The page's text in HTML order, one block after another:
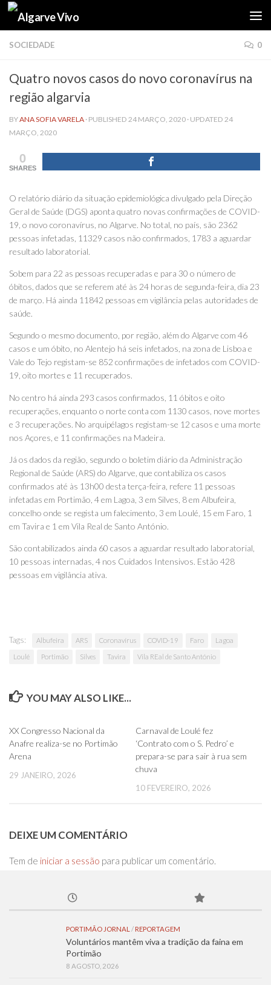
Skip to content
SOCIEDADE 0
Quatro novos casos do novo coronavírus na
região algarvia
BYANA SOFIA VARELA · PUBLISHED 24 MARÇO, 2020 · UPDATED 24
MARÇO, 2020
0
SHARES
O relatório diário da situação epidemiológica divulgado pela Direção
Geral de Saúde (DGS) aponta quatro novas confirmações de COVID-
19, o novo coronavírus, no Algarve. No total, no país, são 2362
pessoas infetadas, 11329 casos não confirmados, 1783 a aguardar
resultado laboratorial.
Sobem para 22 as pessoas recuperadas e para 30 o número de
óbitos, dados que se referem até às 24 horas de segunda-feira, dia 23
de março. Há ainda 11842 pessoas em vigilância pelas autoridades de
saúde.
Segundo o mesmo documento, por região, além do Algarve com 46
casos e um óbito, no Alentejo há seis infetados, na zona de Lisboa e
Vale do Tejo registam-se 852 confirmações de infetados com COVID-
19, oito mortes e 11 recuperados.
No centro há ainda 293 casos confirmados, 11 óbitos e oito
recuperações, enquanto o norte conta com 1130 casos, nove mortes
e 3 recuperações. No arquipélagos registam-se 12 casos e uma morte
nos Açores, e 11 confirmações na Madeira.
Já os dados da região, segundo o boletim diário da Administração
Regional de Saúde (ARS) do Algarve, que contabiliza os casos
confirmados até às 13h00 desta terça-feira, refere 11 pessoas
infetadas em Portimão, 4 em Lagoa, 3 em Silves, 8 em Albufeira,
concelho onde se regista um falecimento, 3 em Loulé, 15 em Faro, 1
em Tavira e 1 em Vila Real de Santo António.
São contabilizados ainda 60 casos a aguardar resultado laboratorial,
10 pessoas internadas, 4 nos Cuidados Intensivos. Estão 428
pessoas em vigilância ativa.
Tags: Albufeira ARS Coronavírus COVID-19 Faro Lagoa
Loulé Portimão Silves Tavira Vila REal de Santo António
YOU MAY ALSO LIKE...
XX Congresso Nacional da
Anafre realiza-se no Portimão
Arena
29 JANEIRO, 2026
Carnaval de Loulé fez
‘Contrato com o S. Pedro’ e
prepara-se para sair à rua sem
chuva
10 FEVEREIRO, 2026
DEIXE UM COMENTÁRIO
Tem de iniciar a sessão para publicar um comentário.
PORTIMÃO JORNAL / REPORTAGEM
Voluntários mantêm viva a tradição da faina em
Portimão
8 AGOSTO, 2026